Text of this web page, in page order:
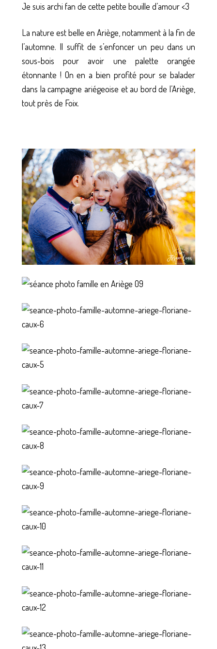
Je suis archi fan de cette petite bouille d’amour <3
La nature est belle en Ariège, notamment à la fin de
l’automne. Il suffit de s’enfoncer un peu dans un
sous-bois pour avoir une palette orangée
étonnante ! On en a bien profité pour se balader
dans la campagne ariégeoise et au bord de l’Ariège,
tout près de Foix.